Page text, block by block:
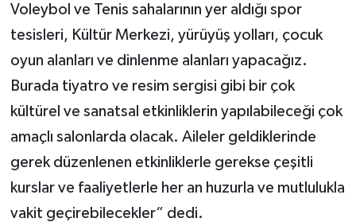
Voleybol ve Tenis sahalarının yer aldığı spor
tesisleri, Kültür Merkezi, yürüyüş yolları, çocuk
oyun alanları ve dinlenme alanları yapacağız.
Burada tiyatro ve resim sergisi gibi bir çok
kültürel ve sanatsal etkinliklerin yapılabileceği çok
amaçlı salonlarda olacak. Aileler geldiklerinde
gerek düzenlenen etkinliklerle gerekse çeşitli
kurslar ve faaliyetlerle her an huzurla ve mutlulukla
vakit geçirebilecekler“ dedi.